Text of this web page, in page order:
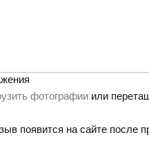
фотографии или
появится на сайте после